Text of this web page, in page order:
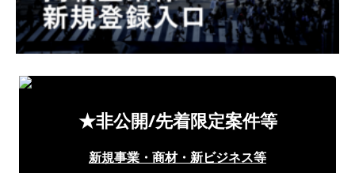
★非公開/先着限定案件等
新規事業・商材・新ビジネス等